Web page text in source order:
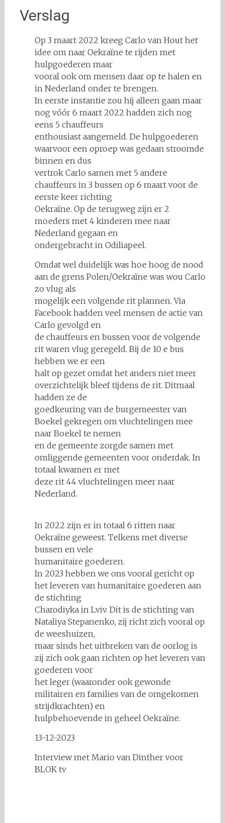
Verslag
Op 3 maart 2022 kreeg Carlo van Hout het
idee om naar Oekraïne te rijden met
hulpgoederen maar
vooral ook om mensen daar op te halen en
in Nederland onder te brengen.
In eerste instantie zou hij alleen gaan maar
nog vóór 6 maart 2022 hadden zich nog
eens 5 chauffeurs
enthousiast aangemeld. De hulpgoederen
waarvoor een oproep was gedaan stroomde
binnen en dus
vertrok Carlo samen met 5 andere
chauffeurs in 3 bussen op 6 maart voor de
eerste keer richting
Oekraïne. Op de terugweg zijn er 2
moeders met 4 kinderen mee naar
Nederland gegaan en
ondergebracht in Odiliapeel.
Omdat wel duidelijk was hoe hoog de nood
aan de grens Polen/Oekraïne was wou Carlo
zo vlug als
mogelijk een volgende rit plannen. Via
Facebook hadden veel mensen de actie van
Carlo gevolgd en
de chauffeurs en bussen voor de volgende
rit waren vlug geregeld. Bij de 10 e bus
hebben we er een
halt op gezet omdat het anders niet meer
overzichtelijk bleef tijdens de rit. Ditmaal
hadden ze de
goedkeuring van de burgemeester van
Boekel gekregen om vluchtelingen mee
naar Boekel te nemen
en de gemeente zorgde samen met
omliggende gemeenten voor onderdak. In
totaal kwamen er met
deze rit 44 vluchtelingen meer naar
Nederland.
In 2022 zijn er in totaal 6 ritten naar
Oekraïne geweest. Telkens met diverse
bussen en vele
humanitaire goederen.
In 2023 hebben we ons vooral gericht op
het leveren van humanitaire goederen aan
de stichting
Charodiyka in Lviv. Dit is de stichting van
Nataliya Stepanenko, zij richt zich vooral op
de weeshuizen,
maar sinds het uitbreken van de oorlog is
zij zich ook gaan richten op het leveren van
goederen voor
het leger (waaronder ook gewonde
militairen en families van de omgekomen
strijdkrachten) en
hulpbehoevende in geheel Oekraïne.
13-12-2023
Interview met Mario van Dinther voor
BLOK tv